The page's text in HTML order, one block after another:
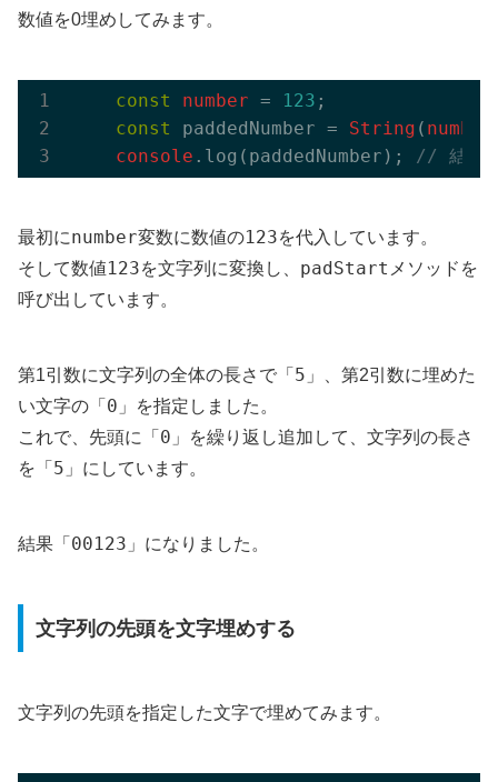
数値を0埋めしてみます。
const number = 123 ;
const
paddedNumber = String ( number
console .log(paddedNumber); // 結果
最初にnumber変数に数値の123を代入しています。
そして数値123を文字列に変換し、 padStart メソッドを
呼び出しています。
第1引数に文字列の全体の長さで「 5 」、第2引数に埋めた
い文字の「 0 」を指定しました。
これで、先頭に「 0 」を繰り返し追加して、文字列の長さ
を「 5 」にしています。
結果「 00123 」になりました。
文字列の先頭を文字埋めする
文字列の先頭を指定した文字で埋めてみます。